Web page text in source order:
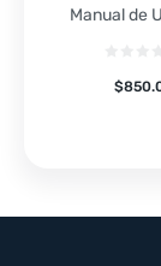
Manual de
$